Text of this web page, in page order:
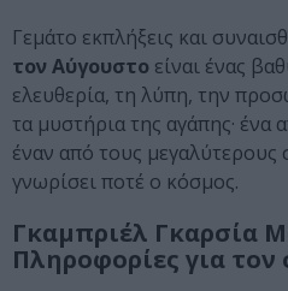
Γεμάτο εκπλήξεις και
τον Αύγουστο είναι ένας
ελευθερία, τη λύπη, την
τα μυστήρια της αγάπης·
έναν από τους μεγαλύτερους
γνωρίσει ποτέ ο κόσμος.
Γκαμπριέλ Γκαρσία
Πληροφορίες για τον